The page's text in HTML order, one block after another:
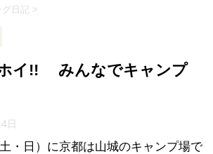
日記 >
イ!! みんなでキャンプ
日
・日）に京都は山城のキャンプ場で